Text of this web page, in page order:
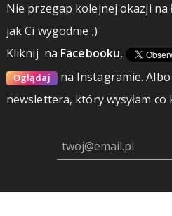
Nie przegap kolejnej okazji na
jak Ci wygodnie ;)
Kliknij na Facebooku,
Oglądaj na Instagramie.
newslettera, który wysyłam co